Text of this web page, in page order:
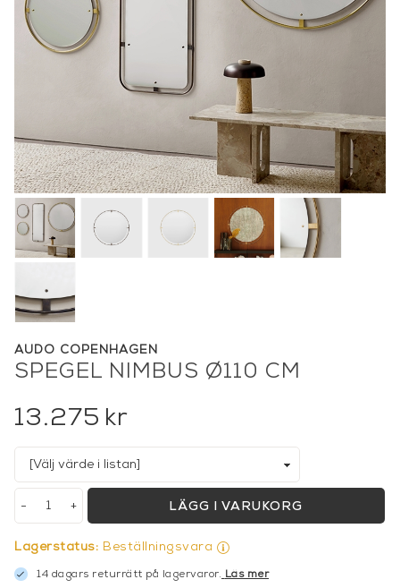
AUDO COPENHAGEN
SPEGEL NIMBUS Ø110 CM
13.275 kr
+
- LÄGG I VARUKORG
Lagerstatus: Beställningsvara
14 dagars returrätt på lagervaror. Läs mer